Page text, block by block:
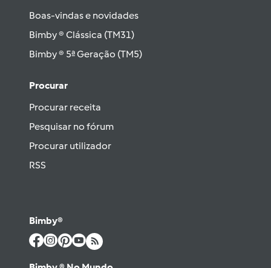
Boas-vindas e novidades
Bimby ® Clássica (TM31)
Bimby ® 5ª Geração (TM5)
Procurar
Procurar receita
Pesquisar no fórum
Procurar utilizador
RSS
Bimby®